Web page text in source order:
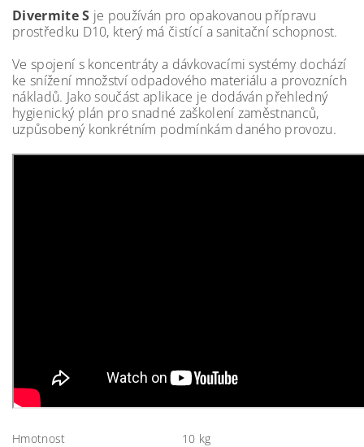
Divermite S je používán pro opakovanou přípravu
prostředku D10, který má čistící a sanitační schopnost.
Ve spojení s koncentráty a dávkovacími systémy dochází
ke snížení množství odpadového materiálu a provozních
nákladů. Jako součást aplikace je dodáván přehledný
hygienický plán pro snadné zaškolení zaměstnanců,
uzpůsobený konkrétním podmínkám daného provozu.
Hmotnost 10 kg